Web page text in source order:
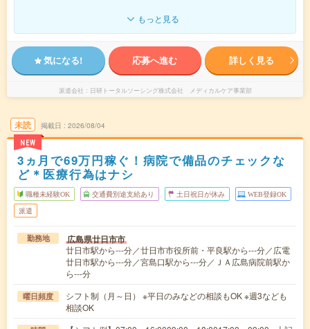
もっと見る
気になる! 応募へ進む 詳しく見る
派遣会社 日研トータルソーシング株式会社 メディカルケア事業部
未読
NEW
掲載日 2026/08/04
3ヵ月で69万円稼ぐ！病院で備品のチェックな
ど＊医療行為はナシ
職種未経験OK 交通費別途支給あり 土日祝日が休み WEB登録OK
派遣
勤務地 広島県廿日市市
廿日市駅から---分／廿日市市役所前・平良駅から---分／広電
廿日市駅から---分／宮島口駅から---分／ＪＡ広島病院前駅か
ら---分
曜日頻度
シフト制（月～日） ※平日のみなどの相談もOK ※週3なども
相談OK